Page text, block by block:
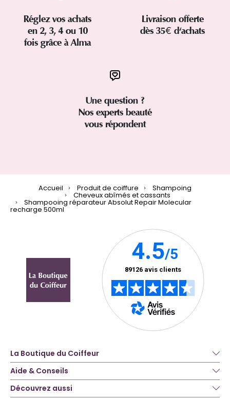
Réglez vos achats
en 2, 3, 4 ou 10
fois grâce à Alma
Livraison offerte
dès 35€ d'achats
Une question ?
Nos experts beauté
vous répondent
Accueil Produit de coiffure Shampoing
Cheveux abîmés et cassants
Shampooing réparateur Absolut Repair Molecular
recharge 500ml
La Boutique du Coiffeur
Aide & Conseils
Découvrez aussi